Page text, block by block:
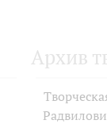
Архив